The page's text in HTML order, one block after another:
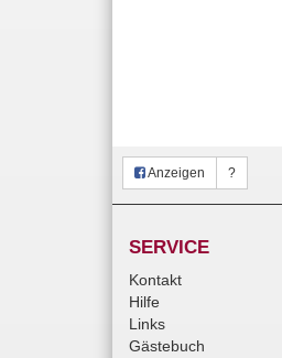
Anzeigen ?
SERVICE
Kontakt
Hilfe
Links
Gästebuch